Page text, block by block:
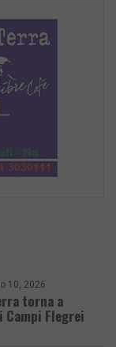
10, 2026
torna a
Campi Flegrei